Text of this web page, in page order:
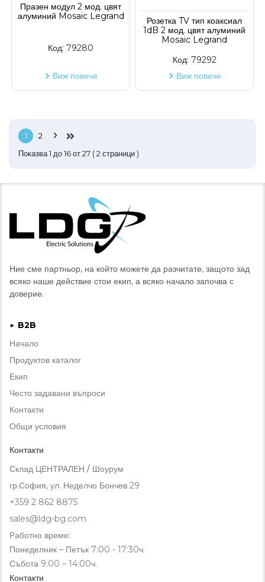
Празен модул 2 мод. цвят
алуминий Mosaic Legrand
Код: 79280
Виж повече
Розетка TV тип коаксиал
1dB 2 мод. цвят алуминий
Mosaic Legrand
Код: 79292
Виж повече
1 2 ›
Показва1 до16от27 (2 страници )
Ние сме партньор, на който можете да разчитате, защото зад
всяко наше действие стои екип, а всяко начало започва с
доверие.
► B2B
Начало
Продуктов каталог
Екип
Често задавани въпроси
Контакти
Общи условия
Контакти
Склад ЦЕНТРАЛЕН / Шоурум
гр.София, ул. Неделчо Бончев 29
+359 2 862 8875
sales@ldg-bg.com
Работно време:
Понеделник – Петък 7:00 - 17:30ч.
Събота 9:00 – 14:00ч.
Контакти